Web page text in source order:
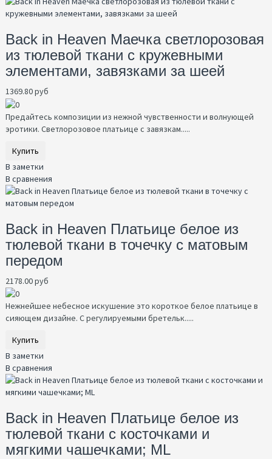
Back in Heaven Маечка светлорозовая
из тюлевой ткани с кружевными
элементами, завязками за шеей
1369.80 руб
Предайтесь композиции из нежной чувственности и волнующей
эротики. Светлорозовое платьице с завязкам.....
Купить
В заметки
В сравнения
Back in Heaven Платьице белое из
тюлевой ткани в точечку с матовым
передом
2178.00 руб
Нежнейшее небесное искушение это короткое белое платьице в
сияющем дизайне. С регулируемыми бретельк.....
Купить
В заметки
В сравнения
Back in Heaven Платьице белое из
тюлевой ткани с косточками и
мягкими чашечками; ML